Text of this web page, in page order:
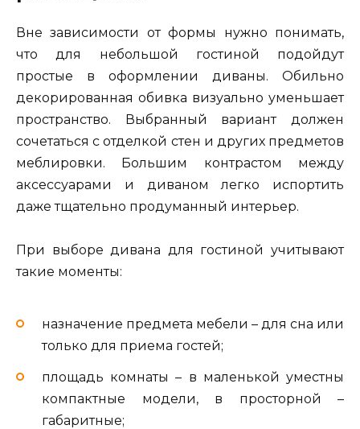
Вне зависимости от формы нужно понимать,
что для небольшой гостиной подойдут
простые в оформлении диваны. Обильно
декорированная обивка визуально уменьшает
пространство. Выбранный вариант должен
сочетаться с отделкой стен и других предметов
меблировки. Большим контрастом между
аксессуарами и диваном легко испортить
даже тщательно продуманный интерьер.
При выборе дивана для гостиной учитывают
такие моменты:
назначение предмета мебели – для сна или
только для приема гостей;
площадь комнаты – в маленькой уместны
компактные модели, в просторной –
габаритные;